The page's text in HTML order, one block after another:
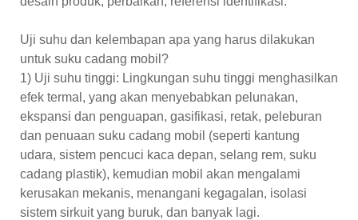
Uji suhu dan kelembapan apa yang harus dilakukan
untuk suku cadang mobil?
1) Uji suhu tinggi: Lingkungan suhu tinggi menghasilkan
efek termal, yang akan menyebabkan pelunakan,
ekspansi dan penguapan, gasifikasi, retak, peleburan
dan penuaan suku cadang mobil (seperti kantung
udara, sistem pencuci kaca depan, selang rem, suku
cadang plastik), kemudian mobil akan mengalami
kerusakan mekanis, menangani kegagalan, isolasi
sistem sirkuit yang buruk, dan banyak lagi.